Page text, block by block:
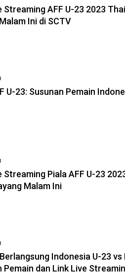
Streaming AFF U-23 2023
Ini di SCTV
U-23: Susunan Pemain
Streaming Piala AFF U-23
Malam Ini
Indonesia U-23 vs
Pemain dan Link Live